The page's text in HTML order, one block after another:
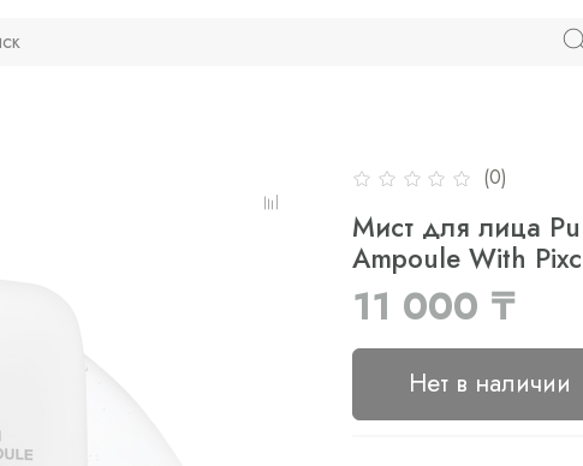
(0)
Мист для лица
Ampoule With
11 000 ₸
Нет в наличии